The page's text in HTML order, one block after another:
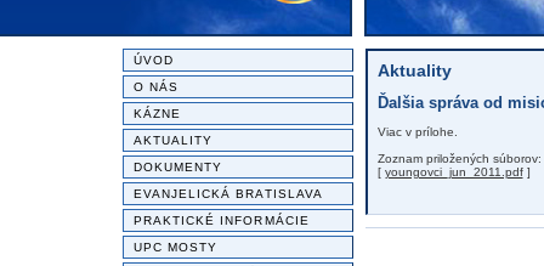
ÚVOD
O NÁS
KÁZNE
AKTUALITY
DOKUMENTY
EVANJELICKÁ BRATISLAVA
PRAKTICKÉ INFORMÁCIE
UPC MOSTY
Aktuality
Ďalšia správa od
Viac v prílohe.
Zoznam priložených súborov:
[ youngovci_jun_2011.pdf]